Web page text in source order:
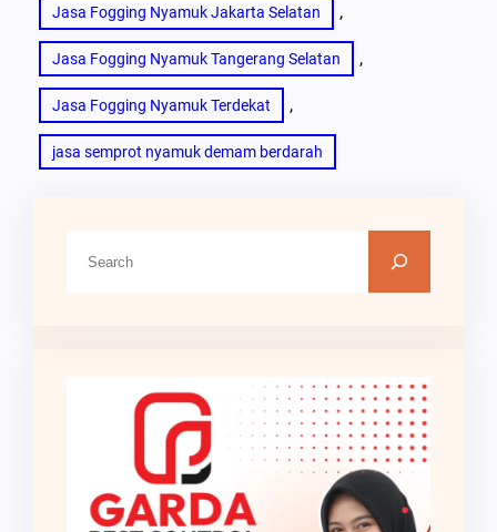
Jasa Fogging Nyamuk Jakarta Selatan ,
Jasa Fogging Nyamuk Tangerang Selatan ,
Jasa Fogging Nyamuk Terdekat ,
jasa semprot nyamuk demam berdarah